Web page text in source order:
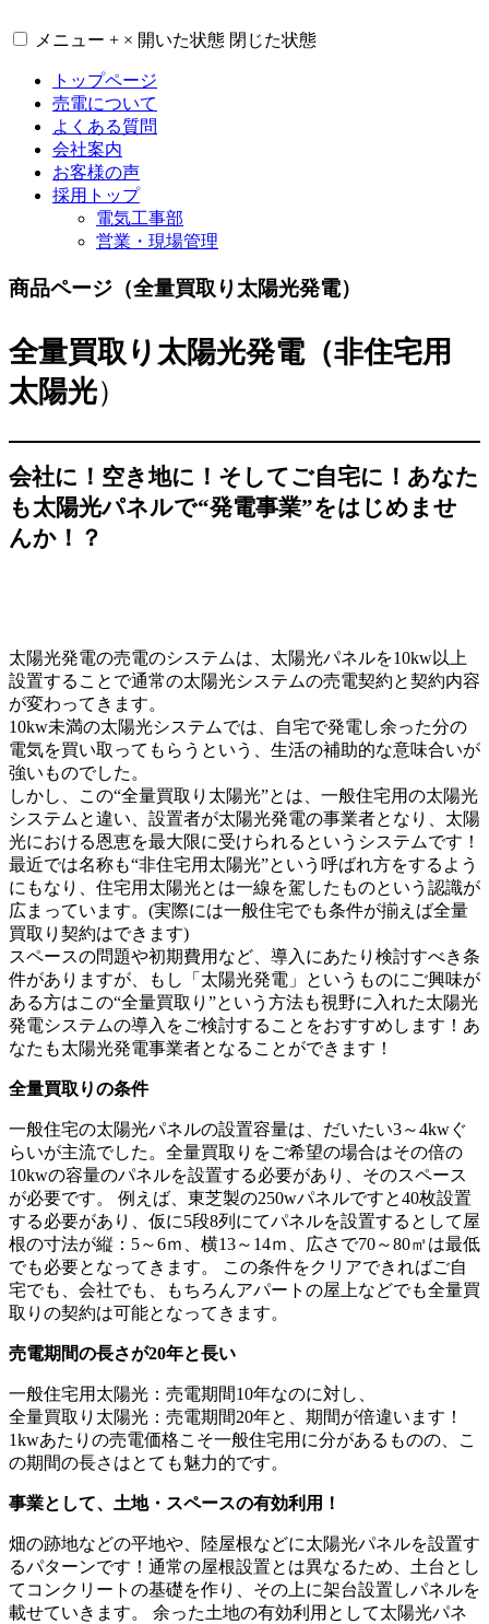
ン
メニュー + × 開いた状態 閉じた状態
トップページ
売電について
よくある質問
会社案内
お客様の声
採用トップ
電気工事部
営業・現場管理
商品ページ（全量買取り太陽光発電）
全量買取り太陽光発電（非住宅用
太陽光）
会社に！空き地に！そしてご自宅に！あなた
も太陽光パネルで“発電事業”をはじめませ
んか！？
太陽光発電の売電のシステムは、太陽光パネルを10kw以上
設置することで通常の太陽光システムの売電契約と契約内容
が変わってきます。
10kw未満の太陽光システムでは、自宅で発電し余った分の
電気を買い取ってもらうという、生活の補助的な意味合いが
強いものでした。
しかし、この“全量買取り太陽光”とは、一般住宅用の太陽光
システムと違い、設置者が太陽光発電の事業者となり、太陽
光における恩恵を最大限に受けられるというシステムです！
最近では名称も“非住宅用太陽光”という呼ばれ方をするよう
にもなり、住宅用太陽光とは一線を駕したものという認識が
広まっています。(実際には一般住宅でも条件が揃えば全量
買取り契約はできます)
スペースの問題や初期費用など、導入にあたり検討すべき条
件がありますが、もし「太陽光発電」というものにご興味が
ある方はこの“全量買取り”という方法も視野に入れた太陽光
発電システムの導入をご検討することをおすすめします！あ
なたも太陽光発電事業者となることができます！
全量買取りの条件
一般住宅の太陽光パネルの設置容量は、だいたい3～4kwぐ
らいが主流でした。全量買取りをご希望の場合はその倍の
10kwの容量のパネルを設置する必要があり、そのスペース
が必要です。 例えば、東芝製の250wパネルですと40枚設置
する必要があり、仮に5段8列にてパネルを設置するとして屋
根の寸法が縦：5～6ｍ、横13～14ｍ、広さで70～80㎡は最低
でも必要となってきます。 この条件をクリアできればご自
宅でも、会社でも、もちろんアパートの屋上などでも全量買
取りの契約は可能となってきます。
売電期間の長さが20年と長い
一般住宅用太陽光：売電期間10年なのに対し、
全量買取り太陽光：売電期間20年と、期間が倍違います！
1kwあたりの売電価格こそ一般住宅用に分があるものの、こ
の期間の長さはとても魅力的です。
事業として、土地・スペースの有効利用！
畑の跡地などの平地や、陸屋根などに太陽光パネルを設置す
るパターンです！通常の屋根設置とは異なるため、土台とし
てコンクリートの基礎を作り、その上に架台設置しパネルを
載せていきます。 余った土地の有効利用として太陽光パネ